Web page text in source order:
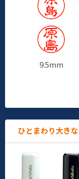
9.5mm
ひとまわり大き